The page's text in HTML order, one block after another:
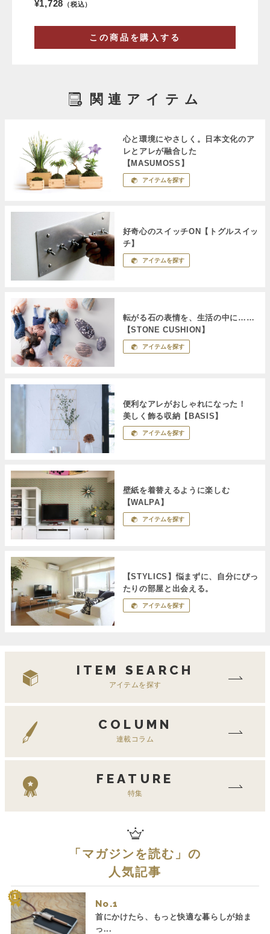
¥1,728 （税込）
この商品を購入する
関連アイテム
心と環境にやさしく。日本文化のア
レとアレが融合した
【MASUMOSS】
アイテムを探す
好奇心のスイッチON【トグルスイッ
チ】
アイテムを探す
転がる石の表情を、生活の中に……
【STONE CUSHION】
アイテムを探す
便利なアレがおしゃれになった！
美しく飾る収納【BASIS】
アイテムを探す
壁紙を着替えるように楽しむ
【WALPA】
アイテムを探す
【STYLICS】悩まずに、自分にぴっ
たりの部屋と出会える。
アイテムを探す
ITEM SEARCH
アイテムを探す
COLUMN
連載コラム
FEATURE
特集
「 マガジンを読む 」の
人気記事
No.
首にかけたら、もっと快適な暮らしが始ま
っ...